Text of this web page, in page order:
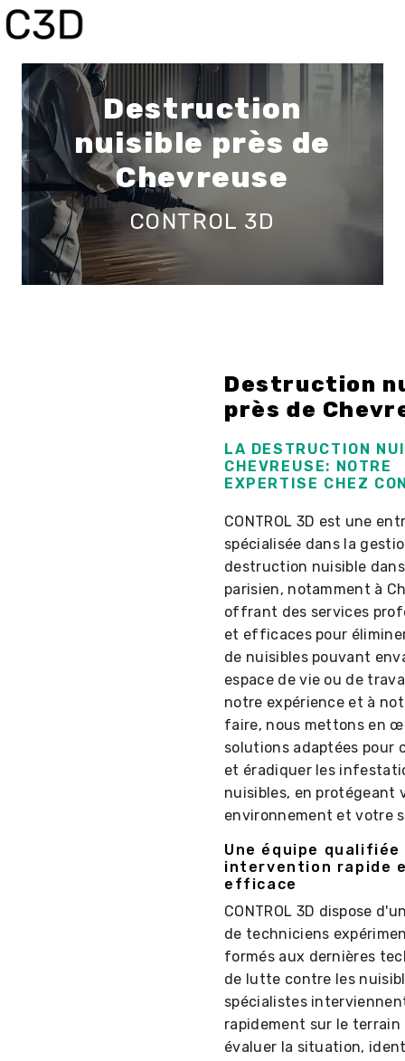
Destruction
nuisible près de
Chevreuse
CONTROL 3D
Destruction
près de
LA DESTRUCTION
CHEVREUSE: NOTRE
EXPERTISE CHEZ
CONTROL 3D est une
spécialisée dans la
destruction nuisible
parisien, notamment à
offrant des services
et efficaces pour
de nuisibles pouvant
espace de vie ou de
notre expérience et à
faire, nous mettons en
solutions adaptées pour
et éradiquer les
nuisibles, en protégeant
environnement et votre
Une équipe qualifiée
intervention rapide
efficace
CONTROL 3D dispose
de techniciens
formés aux dernières
de lutte contre les
spécialistes
rapidement sur le terrain
évaluer la situation,
Panneau de gestion des cookies